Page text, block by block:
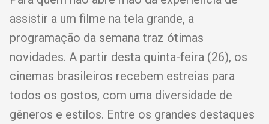
assistir a um filme na tela grande, a
programação da semana traz ótimas
novidades. A partir desta quinta-feira (26), os
cinemas brasileiros recebem estreias para
todos os gostos, com uma diversidade de
gêneros e estilos. Entre os grandes destaques